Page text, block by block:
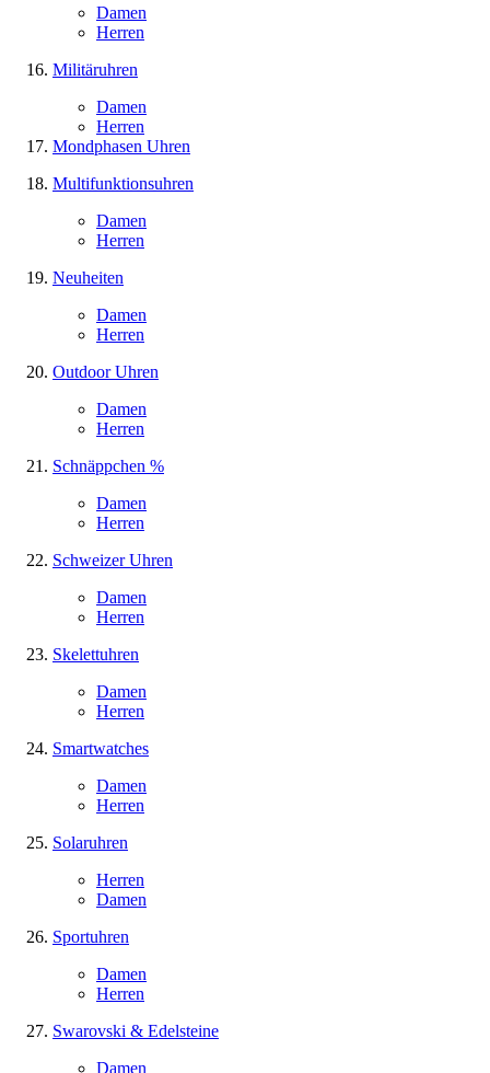
Damen
Herren
Militäruhren
Damen
Herren
Mondphasen Uhren
Multifunktionsuhren
Damen
Herren
Neuheiten
Damen
Herren
Outdoor Uhren
Damen
Herren
Schnäppchen %
Damen
Herren
Schweizer Uhren
Damen
Herren
Skelettuhren
Damen
Herren
Smartwatches
Damen
Herren
Solaruhren
Herren
Damen
Sportuhren
Damen
Herren
Swarovski & Edelsteine
Damen